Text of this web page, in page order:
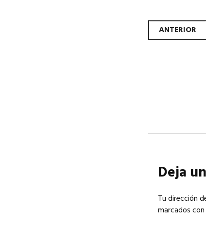
ANTERIOR
Deja
Tu dirección
marcados con